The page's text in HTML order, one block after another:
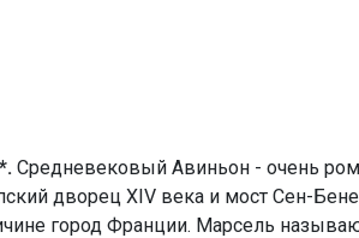
Средневековый Авиньон - очень
дворец XIV века и мост Сен-
город Франции. Марсель